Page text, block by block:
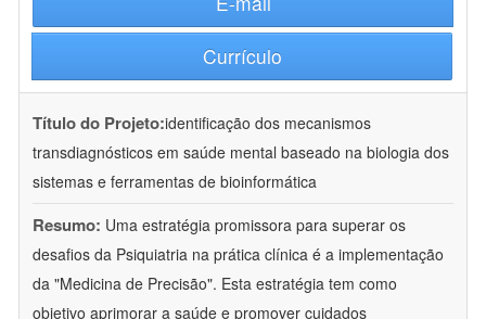
Currículo
Título do Projeto:identificação dos mecanismos
transdiagnósticos em saúde mental baseado na biologia dos
sistemas e ferramentas de bioinformática
Resumo: Uma estratégia promissora para superar os
desafios da Psiquiatria na prática clínica é a implementação
da "Medicina de Precisão". Esta estratégia tem como
objetivo aprimorar a saúde e promover cuidados